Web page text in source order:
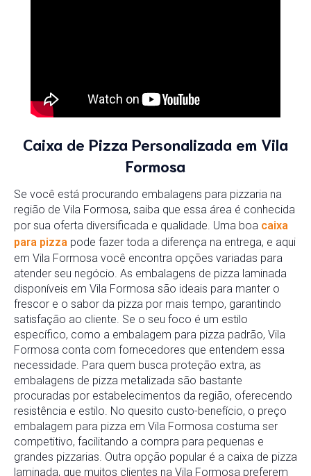
Caixa de Pizza Personalizada em Vila
Formosa
Se você está procurando embalagens para pizzaria na
região de Vila Formosa, saiba que essa área é conhecida
por sua oferta diversificada e qualidade. Uma boa caixa
para pizza pode fazer toda a diferença na entrega, e aqui
em Vila Formosa você encontra opções variadas para
atender seu negócio. As embalagens de pizza laminada
disponíveis em Vila Formosa são ideais para manter o
frescor e o sabor da pizza por mais tempo, garantindo
satisfação ao cliente. Se o seu foco é um estilo
específico, como a embalagem para pizza padrão, Vila
Formosa conta com fornecedores que entendem essa
necessidade. Para quem busca proteção extra, as
embalagens de pizza metalizada são bastante
procuradas por estabelecimentos da região, oferecendo
resistência e estilo. No quesito custo-benefício, o preço
embalagem para pizza em Vila Formosa costuma ser
competitivo, facilitando a compra para pequenas e
grandes pizzarias. Outra opção popular é a caixa de pizza
laminada, que muitos clientes na Vila Formosa preferem